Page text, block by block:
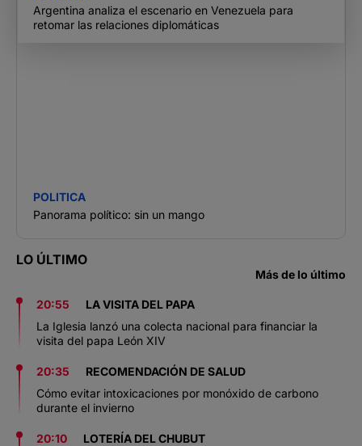
Argentina analiza el escenario en Venezuela para
retomar las relaciones diplomáticas
POLITICA
Panorama político: sin un mango
LO ÚLTIMO
Más de lo último
20:55
LA VISITA DEL PAPA
La Iglesia lanzó una colecta nacional para financiar la
visita del papa León XIV
20:35
RECOMENDACIÓN DE SALUD
Cómo evitar intoxicaciones por monóxido de carbono
durante el invierno
20:10
LOTERÍA DEL CHUBUT